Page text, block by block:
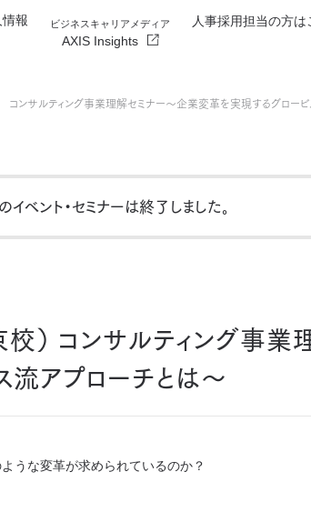
報 ビジネスキャリアメディア
AXIS Insights
人事採用担当の方は
ンサルティング事業理解セミナー～企業変革を実現するグロービ
イベント・セミナーは終了しました 。
） コンサルティング事業
流アプローチとは～
うな変革が求められているのか？